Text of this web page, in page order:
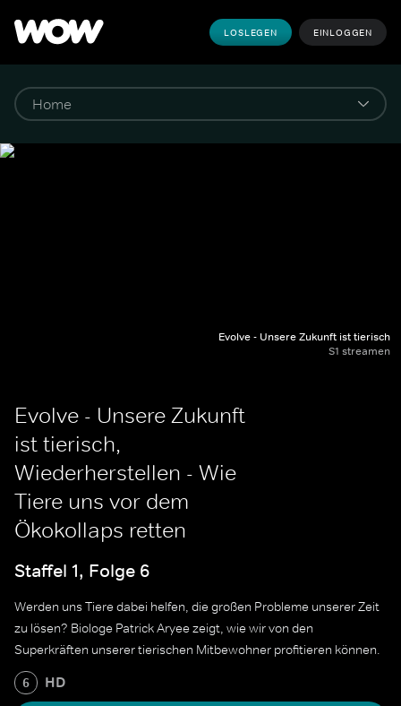
LOSLEGEN EINLOGGEN
Evolve - Unsere Zukunft ist tierisch
S1 streamen
Evolve - Unsere Zukunft
ist tierisch,
Wiederherstellen - Wie
Tiere uns vor dem
Ökokollaps retten
Staffel 1, Folge 6
Werden uns Tiere dabei helfen, die großen Probleme unserer Zeit
zu lösen? Biologe Patrick Aryee zeigt, wie wir von den
Superkräften unserer tierischen Mitbewohner profitieren können.
6 HD